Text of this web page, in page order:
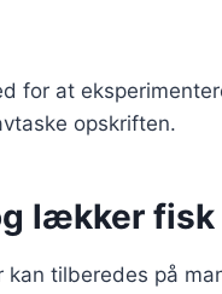
for at
opskriften.
lækker
tilberedes på